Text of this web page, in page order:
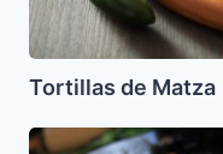
Tortillas de Matza
Mina